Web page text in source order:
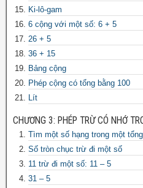
Ki-lô-gam
6 cộng với một số: 6 + 5
26 + 5
36 + 15
Bảng cộng
Phép cộng có tổng bằng 100
Lít
CHƯƠNG 3: PHÉP TRỪ CÓ NHỚ
Tìm một số hạng trong một tổng
Số tròn chục trừ đi một số
11 trừ đi một số: 11 – 5
31 – 5